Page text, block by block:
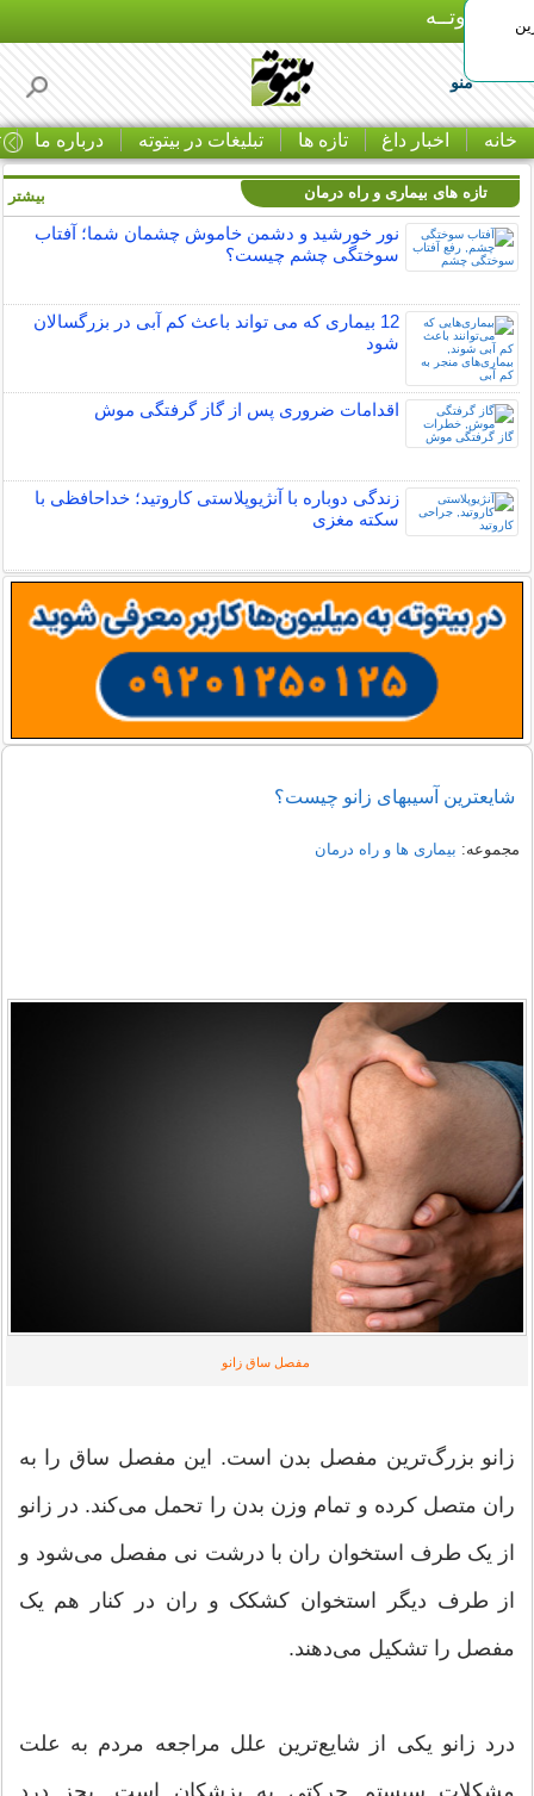
بـیتوتــه
منو
خانه اخبار داغ تازه ها تبلیغات در بیتوته درباره ما
تازه های بیماری و راه درمان
نور خورشید و دشمن خاموش چشمان شما؛ آفتاب
سوختگی چشم چیست؟
12 بیماری که می تواند باعث کم آبی در بزرگسالان
شود
اقدامات ضروری پس از گاز گرفتگی موش
زندگی دوباره با آنژیوپلاستی کاروتید؛ خداحافظی با
سکته مغزی
بیشتر
شایعترین آسیبهای زانو چیست؟
مجموعه: بیماری ها و راه درمان
مفصل ساق زانو
زانو بزرگ‌ترین مفصل بدن است. این مفصل ساق را به
ران متصل کرده و تمام وزن بدن را تحمل می‌کند. در زانو
از یک طرف استخوان ران با درشت نی مفصل می‌شود و
از طرف دیگر استخوان کشکک و ران در کنار هم یک
مفصل را تشکیل می‌دهند.
درد زانو یکی از شایع‌ترین علل مراجعه مردم به علت